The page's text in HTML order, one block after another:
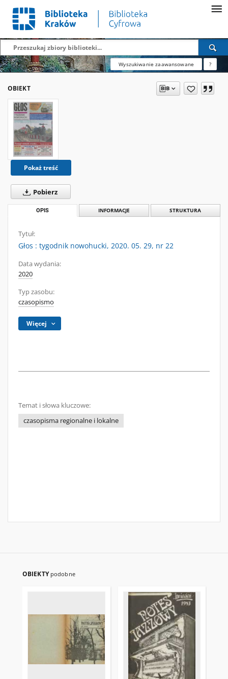
Wyszukiwanie zaawansowane ?
OBIEKT
Pokaż treść
Pobierz
OPIS INFORMACJE STRUKTURA
Tytuł:
Głos : tygodnik nowohucki, 2020. 05. 29, nr 22
Data wydania:
2020
Typ zasobu:
czasopismo
Więcej
Temat i słowa kluczowe:
czasopisma regionalne i lokalne
OBIEKTY podobne